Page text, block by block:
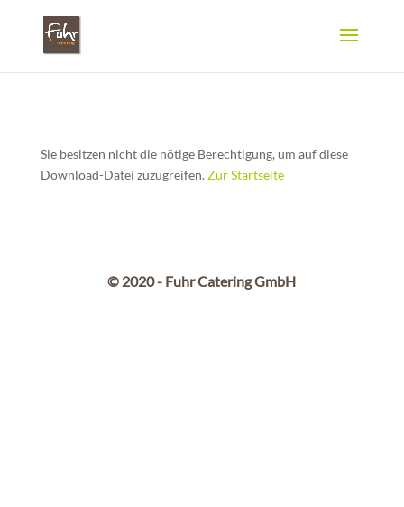
Sie besitzen nicht die nötige Berechtigung, um auf diese
Download-Datei zuzugreifen. Zur Startseite
© 2020 - Fuhr Catering GmbH